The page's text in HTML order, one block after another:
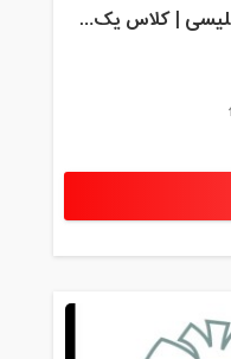
رزرو استاد خصوصی زبان انگلیسی | کلاس یک‌نفره با زهرا اسفندیاری + مشاوره رایگان